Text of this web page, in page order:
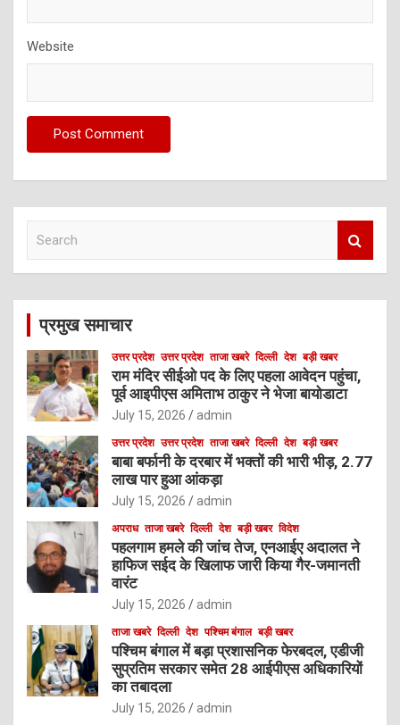
Website
c
प्रमुख समाचार
उत्तर प्रदेश उत्तर प्रदेश ताजा खबरे दिल्ली देश बड़ी खबर
राम मंदिर सीईओ पद के लिए पहला आवेदन पहुंचा,
पूर्व आइपीएस अमिताभ ठाकुर ने भेजा बायोडाटा
July 15, 2026 admin
उत्तर प्रदेश उत्तर प्रदेश ताजा खबरे दिल्ली देश बड़ी खबर
बाबा बर्फानी के दरबार में भक्तों की भारी भीड़, 2.77
लाख पार हुआ आंकड़ा
July 15, 2026 admin
अपराध ताजा खबरे दिल्ली देश बड़ी खबर विदेश
पहलगाम हमले की जांच तेज, एनआईए अदालत ने
हाफिज सईद के खिलाफ जारी किया गैर-जमानती
वारंट
July 15, 2026 admin
ताजा खबरे दिल्ली देश पश्चिम बंगाल बड़ी खबर
पश्चिम बंगाल में बड़ा प्रशासनिक फेरबदल, एडीजी
सुप्रतिम सरकार समेत 28 आईपीएस अधिकारियों
का तबादला
July 15, 2026 admin